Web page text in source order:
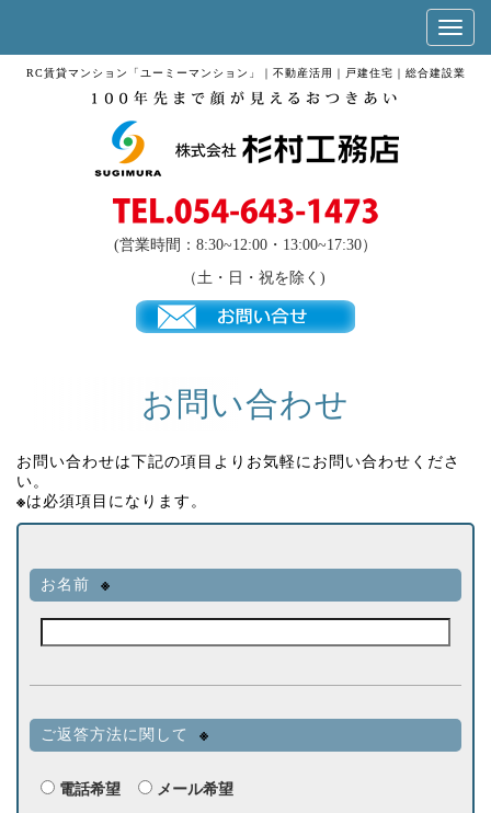
RC賃貸マンション「ユーミーマンション」｜不動産活用｜戸建住宅｜総合建設業
(営業時間：8:30~12:00・13:00~17:30）
（土・日・祝を除く)
お問い合わせ
お問い合わせは下記の項目よりお気軽にお問い合わせくださ
い。
※は必須項目になります。
お名前 ※
ご返答方法に関して ※
電話希望 メール希望